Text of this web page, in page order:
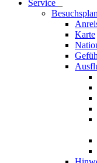
Service
Karte